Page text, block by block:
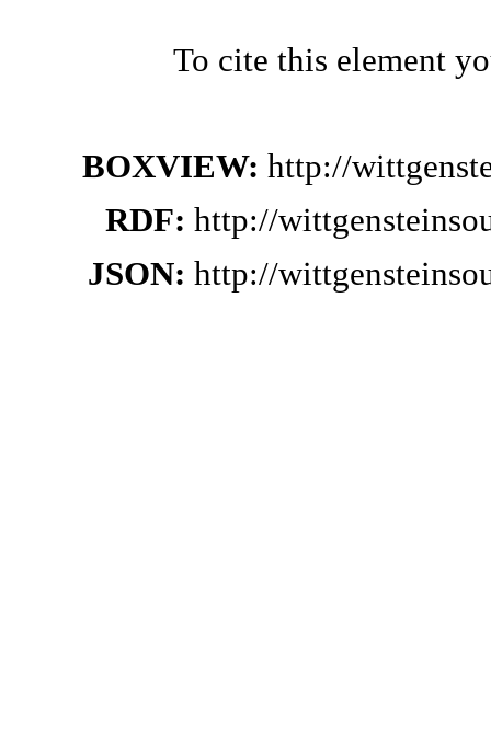
To cite this element
BOXVIEW: http://
RDF: http://
JSON: http://